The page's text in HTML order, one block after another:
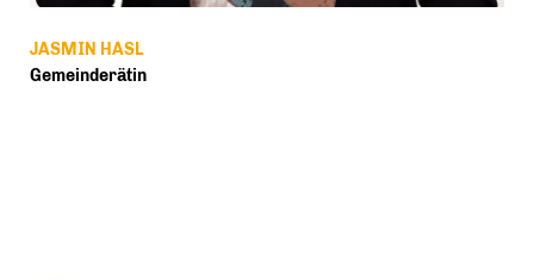
JASMIN HASL
Gemeinderätin